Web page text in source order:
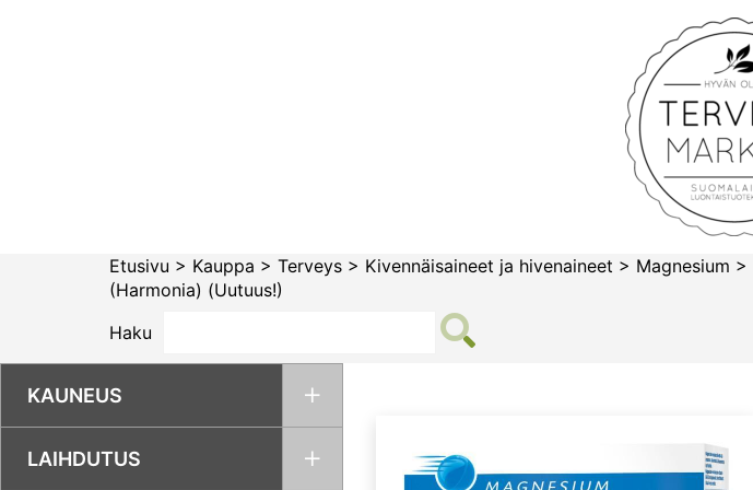
Terveysmarket
Etusivu > Kauppa > Terveys > Kivennäisaineet ja hivenaineet > Magnesium >
(Harmonia) (Uutuus!)
Haku
KAUNEUS
LAIHDUTUS